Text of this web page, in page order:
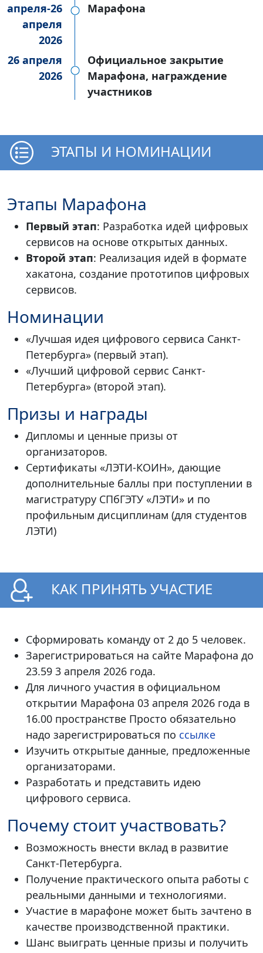
апреля-26
апреля
2026
Марафона
26 апреля
2026
Официальное закрытие
Марафона, награждение
участников
ЭТАПЫ И НОМИНАЦИИ
Этапы Марафона
Первый этап: Разработка идей цифровых
сервисов на основе открытых данных.
Второй этап: Реализация идей в формате
хакатона, создание прототипов цифровых
сервисов.
Номинации
«Лучшая идея цифрового сервиса Санкт-
Петербурга» (первый этап).
«Лучший цифровой сервис Санкт-
Петербурга» (второй этап).
Призы и награды
Дипломы и ценные призы от
организаторов.
Сертификаты «ЛЭТИ-КОИН», дающие
дополнительные баллы при поступлении в
магистратуру СПбГЭТУ «ЛЭТИ» и по
профильным дисциплинам (для студентов
ЛЭТИ)
КАК ПРИНЯТЬ УЧАСТИЕ
Сформировать команду от 2 до 5 человек.
Зарегистрироваться на сайте Марафона до
23.59 3 апреля 2026 года.
Для личного участия в официальном
открытии Марафона 03 апреля 2026 года в
16.00 пространстве Просто обязательно
надо зарегистрироваться по ссылке
Изучить открытые данные, предложенные
организаторами.
Разработать и представить идею
цифрового сервиса.
Почему стоит участвовать?
Возможность внести вклад в развитие
Санкт-Петербурга.
Получение практического опыта работы с
реальными данными и технологиями.
Участие в марафоне может быть зачтено в
качестве производственной практики.
Шанс выиграть ценные призы и получить